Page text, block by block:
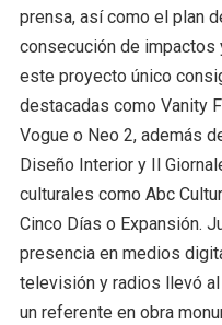
prensa, así como el plan
consecución de impactos
este proyecto único
destacadas como Vanity
Vogue o Neo 2, además
Diseño Interior y Il
culturales como Abc
Cinco Días o Expansión.
presencia en medios
televisión y radios llevó
un referente en obra